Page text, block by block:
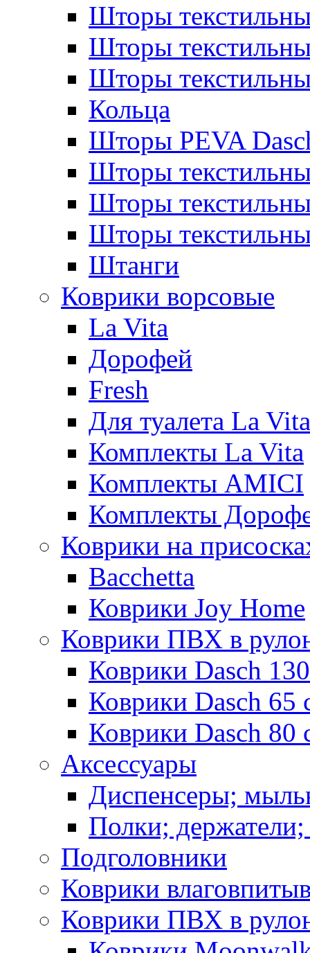
Шторы
Шторы
Шторы
Кольца
Шторы PEVA
Шторы
Шторы
Шторы
Штанги
Коврики ворсовые
La Vita
Дорофей
Fresh
Для туалета La Vita
Комплекты La Vita
Комплекты AMICI
Комплекты
Коврики на
Bacchetta
Коврики Joy Home
Коврики ПВХ в
Коврики Dasch
Коврики Dasch 65
Коврики Dasch 80
Аксессуары
Диспенсеры;
Полки;
Подголовники
Коврики
Коврики ПВХ в